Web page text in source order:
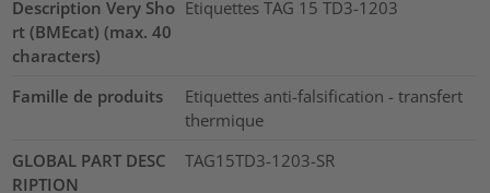
Description Very Sho
rt (BMEcat) (max. 40
characters)
Etiquettes TAG 15 TD3-1203
Famille de produits
Etiquettes anti-falsification - transfert
thermique
GLOBAL PART DESC
RIPTION
TAG15TD3-1203-SR